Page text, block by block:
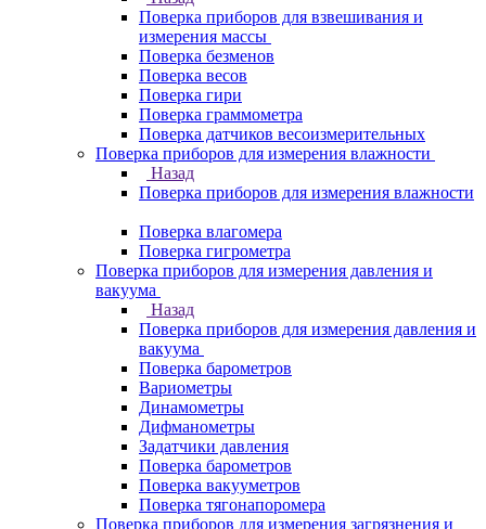
Поверка приборов для взвешивания и
измерения массы
Поверка безменов
Поверка весов
Поверка гири
Поверка граммометра
Поверка датчиков весоизмерительных
Поверка приборов для измерения влажности
Назад
Поверка приборов для измерения влажности
Поверка влагомера
Поверка гигрометра
Поверка приборов для измерения давления и
вакуума
Назад
Поверка приборов для измерения давления и
вакуума
Поверка барометров
Вариометры
Динамометры
Дифманометры
Задатчики давления
Поверка барометров
Поверка вакууметров
Поверка тягонапоромера
Поверка приборов для измерения загрязнения и